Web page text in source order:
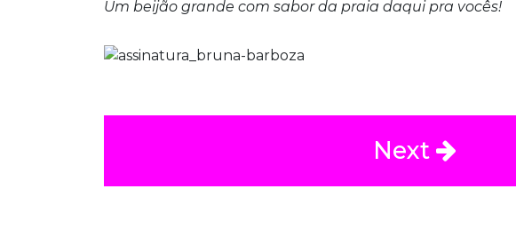
Um beijão grande com sabor da praia daqui pra vocês!
Next